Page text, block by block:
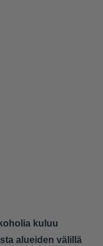
kuluu
alueiden välillä